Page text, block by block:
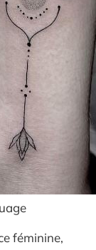
féminine,